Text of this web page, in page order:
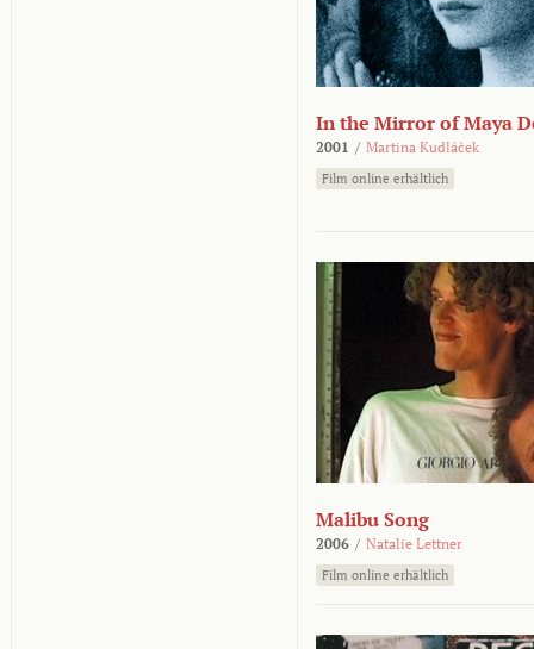
In the Mirror of Maya
2001 / Martina Kudláček
Film online erhältlich
Malibu Song
2006 / Natalie Lettner
Film online erhältlich